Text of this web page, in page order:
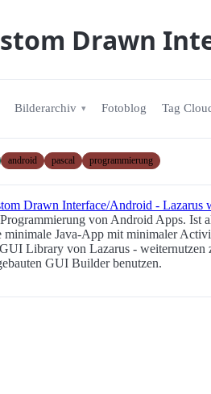
Drawn
Bilderarchiv Fotoblog Tag
android pascal programmierung
Drawn Interface/Android - Lazarus
von Android Apps. Ist
minimale Java-App mit minimaler
Library von Lazarus - weiternutzen
GUI Builder benutzen.